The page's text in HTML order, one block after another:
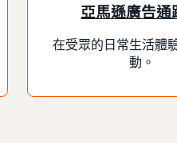
亞馬遜廣告通
在受眾的日常生活體
動。